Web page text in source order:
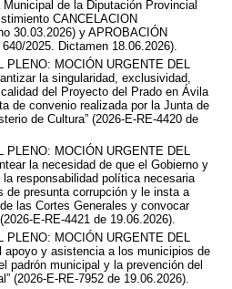
de la Diputación Provincial
CANCELACION
30.03.2026) y APROBACIÓN
2025. Dictamen 18.06.2026).
PLENO: MOCIÓN URGENTE DEL
la singularidad, exclusividad,
del Proyecto del Prado en Ávila
de convenio realizada por la Junta de
de Cultura” (2026-E-RE-4420 de
PLENO: MOCIÓN URGENTE DEL
la necesidad de que el Gobierno y
responsabilidad política necesaria
de presunta corrupción y le insta a
las Cortes Generales y convocar
E-RE-4421 de 19.06.2026).
PLENO: MOCIÓN URGENTE DEL
apoyo y asistencia a los municipios de
padrón municipal y la prevención del
(2026-E-RE-7952 de 19.06.2026).